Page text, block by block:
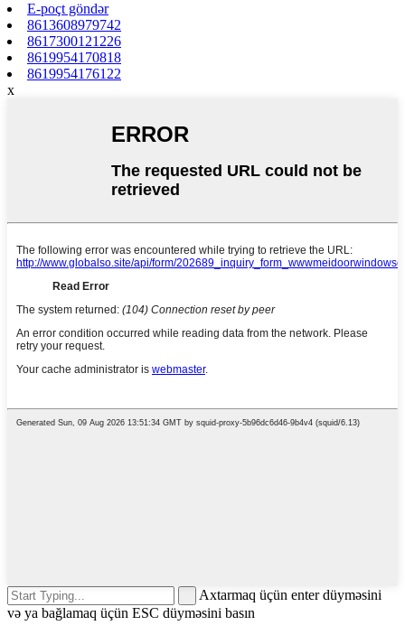
E-poçt göndər
8613608979742
8617300121226
8619954170818
8619954176122
x
Axtarmaq üçün enter düyməsini
və ya bağlamaq üçün ESC düyməsini basın